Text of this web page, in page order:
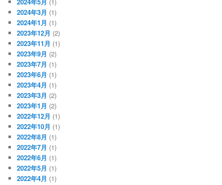
2024年3月 (1)
2024年1月 (1)
2023年12月 (2)
2023年11月 (1)
2023年9月 (2)
2023年7月 (1)
2023年6月 (1)
2023年4月 (1)
2023年3月 (2)
2023年1月 (2)
2022年12月 (1)
2022年10月 (1)
2022年8月 (1)
2022年7月 (1)
2022年6月 (1)
2022年5月 (1)
2022年4月 (1)